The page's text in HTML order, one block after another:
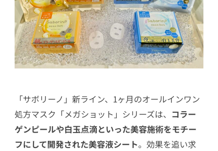
「サボリーノ」新ライン、1ヶ月のオールインワン
処方マスク「メガショット」シリーズは、 コラー
ゲンピールや白玉点滴といった美容施術をモチー
フにして開発された美容液シート。効果を追い求